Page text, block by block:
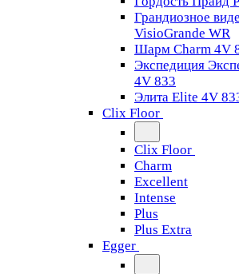
Грандиозное
VisioGrande WR
Шарм Charm 4V
Экспедиция
4V 833
Элита Elite 4V
Clix Floor
Clix Floor
Charm
Excellent
Intense
Plus
Plus Extra
Egger